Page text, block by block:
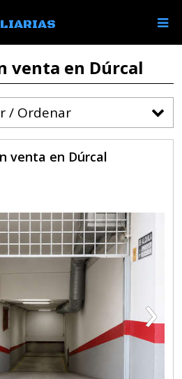
venta en Dúrcal
/ Ordenar
venta en Dúrcal
›